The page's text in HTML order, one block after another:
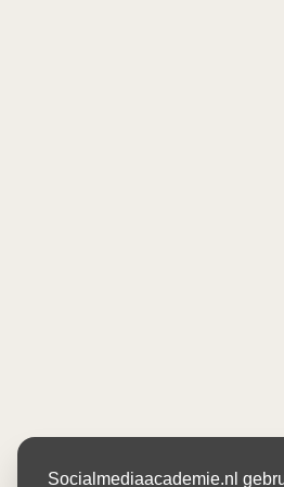
Socialmediaacademie.nl